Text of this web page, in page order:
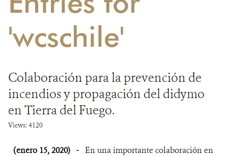
DONA
'wcschile'
Colaboración para la prevención de
incendios y propagación del didymo
en Tierra del Fuego.
Views: 4120
(enero 15, 2020) - En una importante colaboración en